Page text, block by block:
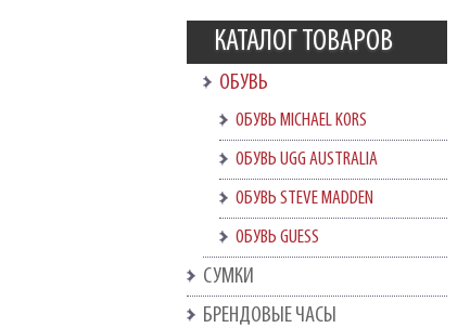
КАТАЛОГ ТОВАРОВ
ОБУВЬ
ОБУВЬ MICHAEL KORS
ОБУВЬ UGG AUSTRALIA
ОБУВЬ STEVE MADDEN
ОБУВЬ GUESS
СУМКИ
БРЕНДОВЫЕ ЧАСЫ